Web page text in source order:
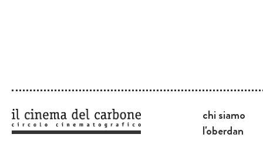
chi siamo
l'oberdan